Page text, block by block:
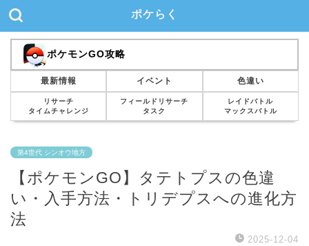
ポケらく
ポケモンGO攻略
最新情報 イベント 色違い
リサーチ
タイムチャレンジ
フィールドリサーチ
タスク
レイドバトル
マックスバトル
第4世代 シンオウ地方
【ポケモンGO】タテトプスの色違
い・入手方法・トリデプスへの進化方
法
2025-12-04